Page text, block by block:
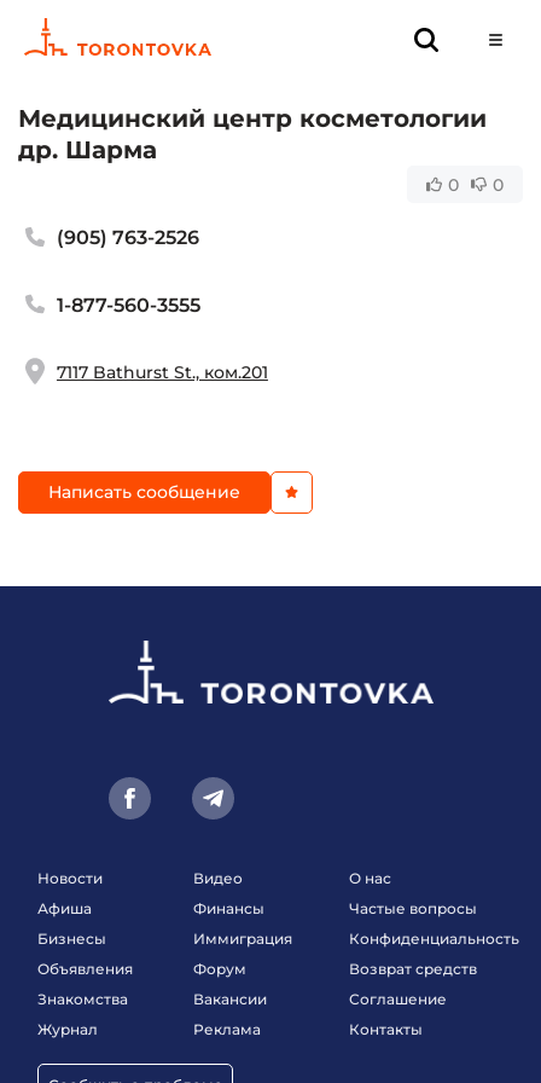
Медицинский центр косметологии
др. Шарма
0 0
(905) 763-2526
1-877-560-3555
7117 Bathurst St., ком.201
Написать сообщение
Новости
Афиша
Бизнесы
Объявления
Знакомства
Журнал
Видео
Финансы
Иммиграция
Форум
Вакансии
Реклама
О нас
Частые вопросы
Конфиденциальность
Возврат средств
Соглашение
Контакты